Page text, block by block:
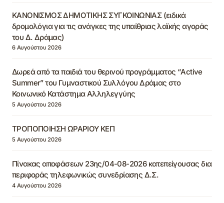
ΚΑΝΟΝΙΣΜΟΣ ΔΗΜΟΤΙΚΗΣ ΣΥΓΚΟΙΝΩΝΙΑΣ (ειδικά
δρομολόγια για τις ανάγκες της υπαίθριας λαϊκής αγοράς
του Δ. Δράμας)
6 Αυγούστου 2026
Δωρεά από τα παιδιά του θερινού προγράμματος “Active
Summer” του Γυμναστικού Συλλόγου Δράμας στο
Κοινωνικό Κατάστημα Αλληλεγγύης
5 Αυγούστου 2026
ΤΡΟΠΟΠΟΙΗΣΗ ΩΡΑΡΙΟΥ ΚΕΠ
5 Αυγούστου 2026
Πίνακας αποφάσεων 23ης/04-08-2026 κατεπείγουσας δια
περιφοράς τηλεφωνικώς συνεδρίασης Δ.Σ.
4 Αυγούστου 2026